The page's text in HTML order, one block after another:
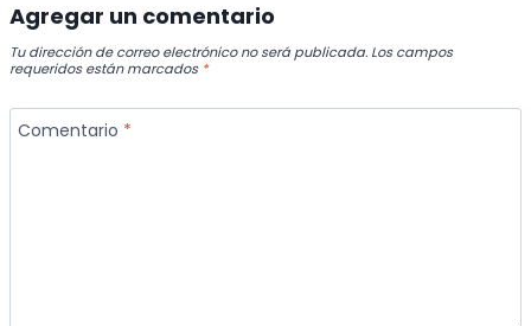
Agregar un comentario
Tu dirección de correo electrónico no será publicada. Los campos
requeridos están marcados *
Comentario *